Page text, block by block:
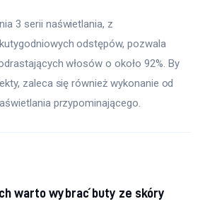
3 serii naświetlania, z
odstępów, pozwala
włosów o około 92%. By
zaleca się również wykonanie od
przypominającego.
warto wybrać buty ze skóry